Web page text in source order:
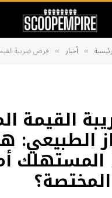
» أخبار » فرض ضريبة القيمة المضافة على الغاز
القيمة
الطبيعي:
المستهلك